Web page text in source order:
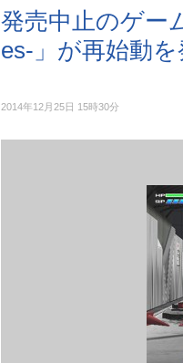
発売中止のゲー
es-」が再始動を
2014年12月25日 15時30分